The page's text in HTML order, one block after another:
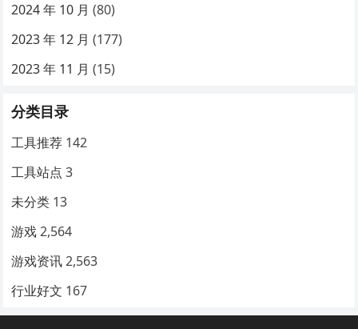
2024 年 10 月 (80)
2023 年 12 月 (177)
2023 年 11 月 (15)
分类目录
工具推荐 142
工具站点 3
未分类 13
游戏 2,564
游戏资讯 2,563
行业好文 167